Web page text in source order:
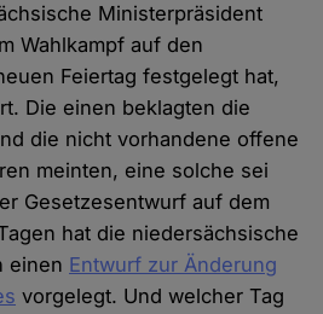
Ministerpräsident
Wahlkampf auf den
Feiertag festgelegt hat,
Die einen beklagten die
die nicht vorhandene offene
meinten, eine solche sei
Gesetzesentwurf auf dem
hat die niedersächsische
einen Entwurf zur Änderung
vorgelegt. Und welcher Tag